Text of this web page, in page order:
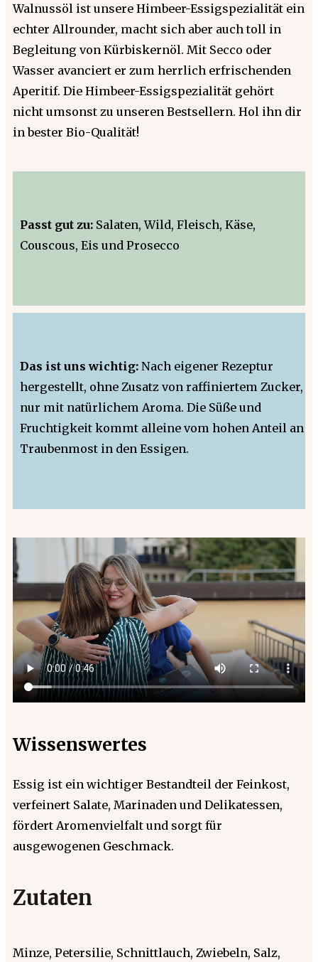
Walnussöl ist unsere Himbeer-Essigspezialität ein
echter Allrounder, macht sich aber auch toll in
Begleitung von Kürbiskernöl. Mit Secco oder
Wasser avanciert er zum herrlich erfrischenden
Aperitif. Die Himbeer-Essigspezialität gehört
nicht umsonst zu unseren Bestsellern. Hol ihn dir
in bester Bio-Qualität!
Passt gut zu: Salaten, Wild, Fleisch, Käse,
Couscous, Eis und Prosecco
Das ist uns wichtig: Nach eigener Rezeptur
hergestellt, ohne Zusatz von raffiniertem Zucker,
nur mit natürlichem Aroma. Die Süße und
Fruchtigkeit kommt alleine vom hohen Anteil an
Traubenmost in den Essigen.
Wissenswertes
Essig ist ein wichtiger Bestandteil der Feinkost,
verfeinert Salate, Marinaden und Delikatessen,
fördert Aromenvielfalt und sorgt für
ausgewogenen Geschmack.
Zutaten
Minze, Petersilie, Schnittlauch, Zwiebeln, Salz,